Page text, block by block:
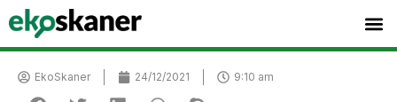
EkoSkaner 24/12/2021 9:10 am